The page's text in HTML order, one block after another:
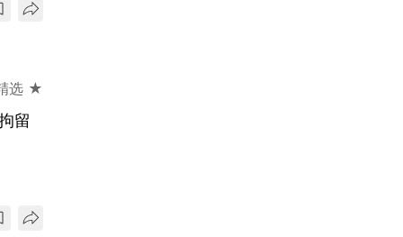
选 ★
留